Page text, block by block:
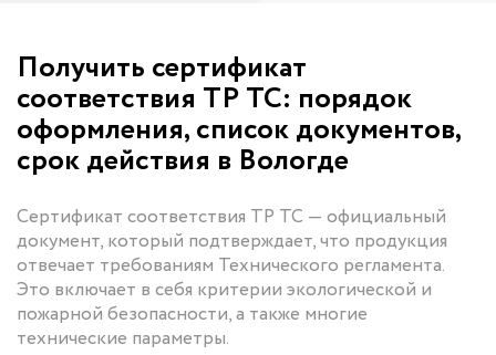
Получить сертификат
соответствия ТР ТС: порядок
оформления, список документов,
срок действия в Вологде
Сертификат соответствия ТР ТС — официальный
документ, который подтверждает, что продукция
отвечает требованиям Технического регламента.
Это включает в себя критерии экологической и
пожарной безопасности, а также многие
технические параметры.